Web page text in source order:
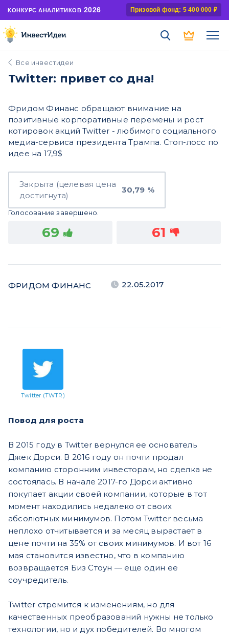
КОНКУРС АНАЛИТИКОВ 2026 Призовой фонд: 5 400 000 ₽
Все инвестидеи
Twitter: привет со дна!
Фридом Финанс обращают внимание на
позитивные корпоративные перемены и рост
котировок акций Twitter - любимого социального
медиа-сервиса президента Трампа. Стоп-лосс по
идее на 17,9$
Закрыта (целевая цена
достигнута)
30,79 %
Голосование завершено.
69 61
ФРИДОМ ФИНАНС 22.05.2017
Twitter (TWTR)
Повод для роста
В 2015 году в Twitter вернулся ее основатель
Джек Дорси. В 2016 году он почти продал
компанию сторонним инвесторам, но сделка не
состоялась. В начале 2017-го Дорси активно
покупает акции своей компании, которые в тот
момент находились недалеко от своих
абсолютных минимумов. Потом Twitter весьма
неплохо отчитывается и за месяц вырастает в
цене почти на 35% от своих минимумов. И вот 16
мая становится известно, что в компанию
возвращается Биз Стоун — еще один ее
соучредитель.
Twitter стремится к изменениям, но для
качественных преобразований нужны не только
технологии, но и дух победителей. Во многом